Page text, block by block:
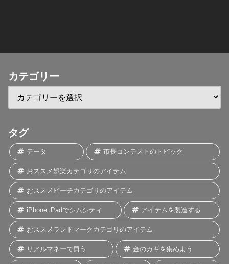
カテゴリー
タグ
データ 市長コンテストのトピック
おススメ娯楽カテゴリのアイテム
おススメビーチカテゴリのアイテム
iPhone iPadでシムシティ アイテムを製造する
おススメランドマークカテゴリのアイテム
リアルマネーで買う 金のカギを集めよう